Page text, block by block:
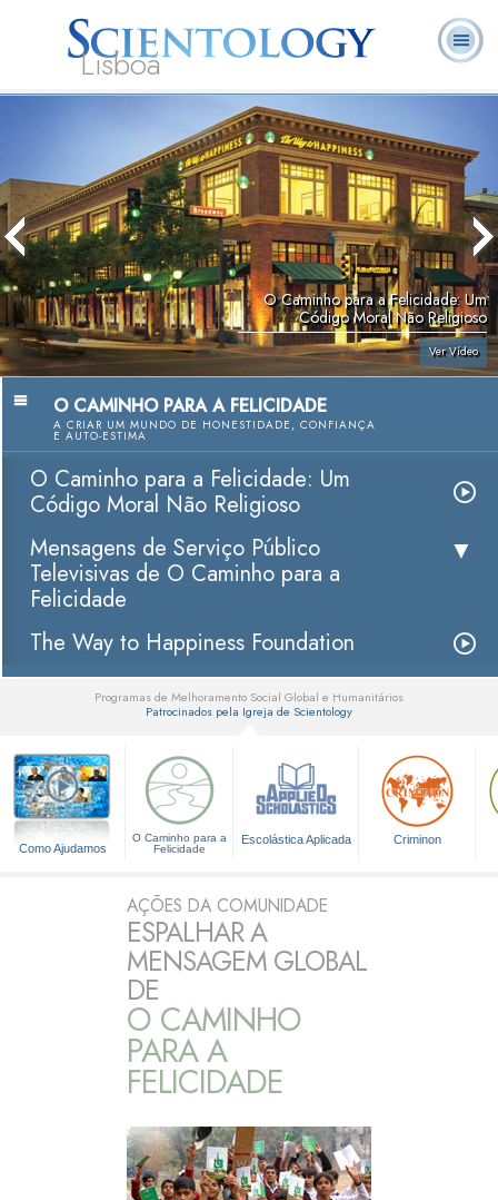
Lisboa
Voluntários
O Caminho para a Felicidade: Um
Código Moral Não Religioso
Ver Vídeo
O CAMINHO PARA A FELICIDADE
A CRIAR UM MUNDO DE HONESTIDADE, CONFIANÇA
E AUTO-ESTIMA
O Caminho para a Felicidade: Um
Código Moral Não Religioso
Mensagens de Serviço Público
Televisivas de O Caminho para a
Felicidade
The Way to Happiness Foundation
Programas de Melhoramento Social Global e Humanitários
Patrocinados pela Igreja de Scientology
Como Ajudamos
O Caminho para a
Felicidade
Escolástica Aplicada Criminon
AÇÕES DA COMUNIDADE
ESPALHAR A
MENSAGEM GLOBAL
DE
O CAMINHO
PARA A
FELICIDADE